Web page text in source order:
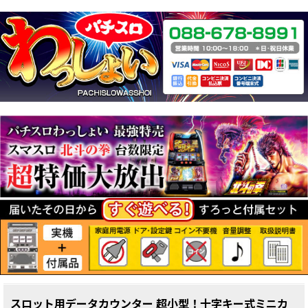
スロット用データカウンター 超小型！十字キー式ミニカ